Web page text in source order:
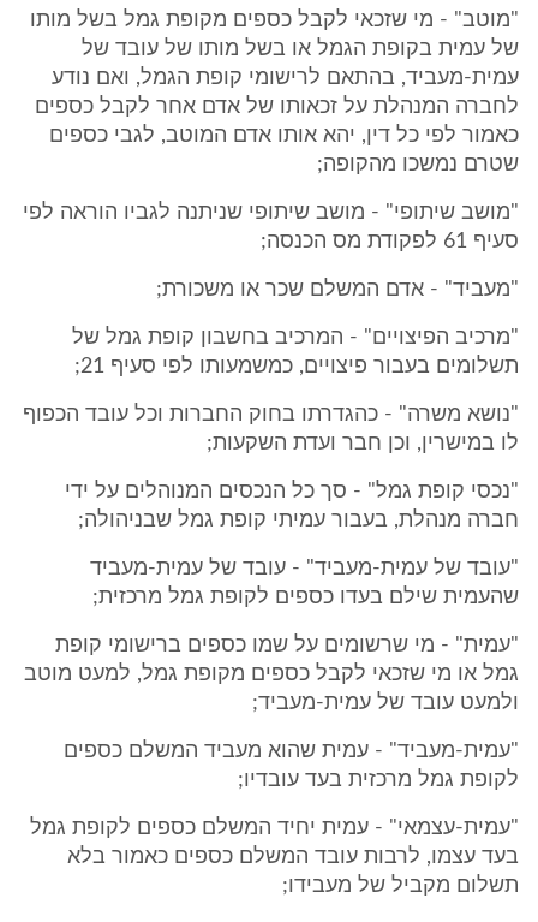
"מוטב" - מי שזכאי לקבל כספים מקופת גמל בשל מותו
של עמית בקופת הגמל או בשל מותו של עובד של
עמית-מעביד, בהתאם לרישומי קופת הגמל, ואם נודע
לחברה המנהלת על זכאותו של אדם אחר לקבל כספים
כאמור לפי כל דין, יהא אותו אדם המוטב, לגבי כספים
שטרם נמשכו מהקופה;
"מושב שיתופי" - מושב שיתופי שניתנה לגביו הוראה לפי
סעיף 61 לפקודת מס הכנסה;
"מעביד" - אדם המשלם שכר או משכורת;
"מרכיב הפיצויים" - המרכיב בחשבון קופת גמל של
תשלומים בעבור פיצויים, כמשמעותו לפי סעיף 21;
"נושא משרה" - כהגדרתו בחוק החברות וכל עובד הכפוף
לו במישרין, וכן חבר ועדת השקעות;
"נכסי קופת גמל" - סך כל הנכסים המנוהלים על ידי
חברה מנהלת, בעבור עמיתי קופת גמל שבניהולה;
"עובד של עמית-מעביד" - עובד של עמית-מעביד
שהעמית שילם בעדו כספים לקופת גמל מרכזית;
"עמית" - מי שרשומים על שמו כספים ברישומי קופת
גמל או מי שזכאי לקבל כספים מקופת גמל, למעט מוטב
ולמעט עובד של עמית-מעביד;
"עמית-מעביד" - עמית שהוא מעביד המשלם כספים
לקופת גמל מרכזית בעד עובדיו;
"עמית-עצמאי" - עמית יחיד המשלם כספים לקופת גמל
בעד עצמו, לרבות עובד המשלם כספים כאמור בלא
תשלום מקביל של מעבידו;